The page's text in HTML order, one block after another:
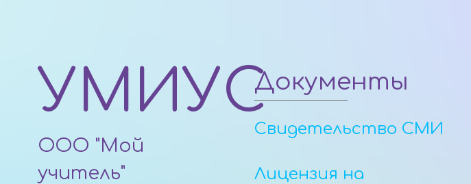
УМИУС
ООО "Мой
учитель"
Документы
Свидетельство СМИ
Лицензия на